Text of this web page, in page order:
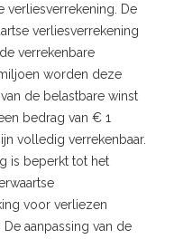
verliesverrekening. De
verliesverrekening
verrekenbare
worden deze
de belastbare winst
bedrag van € 1
volledig verrekenbaar.
is beperkt tot het
voor verliezen
aanpassing van de